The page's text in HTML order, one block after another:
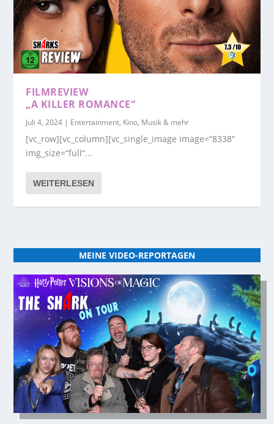
FILMREVIEW
„A KILLER ROMANCE“
Juli 4, 2024 | Entertainment, Kino, Musik & mehr
[vc_row][vc_column][vc_single_image image=“8338″
img_size=“full“...
WEITERLESEN
MEINE VIDEO-REPORTAGEN